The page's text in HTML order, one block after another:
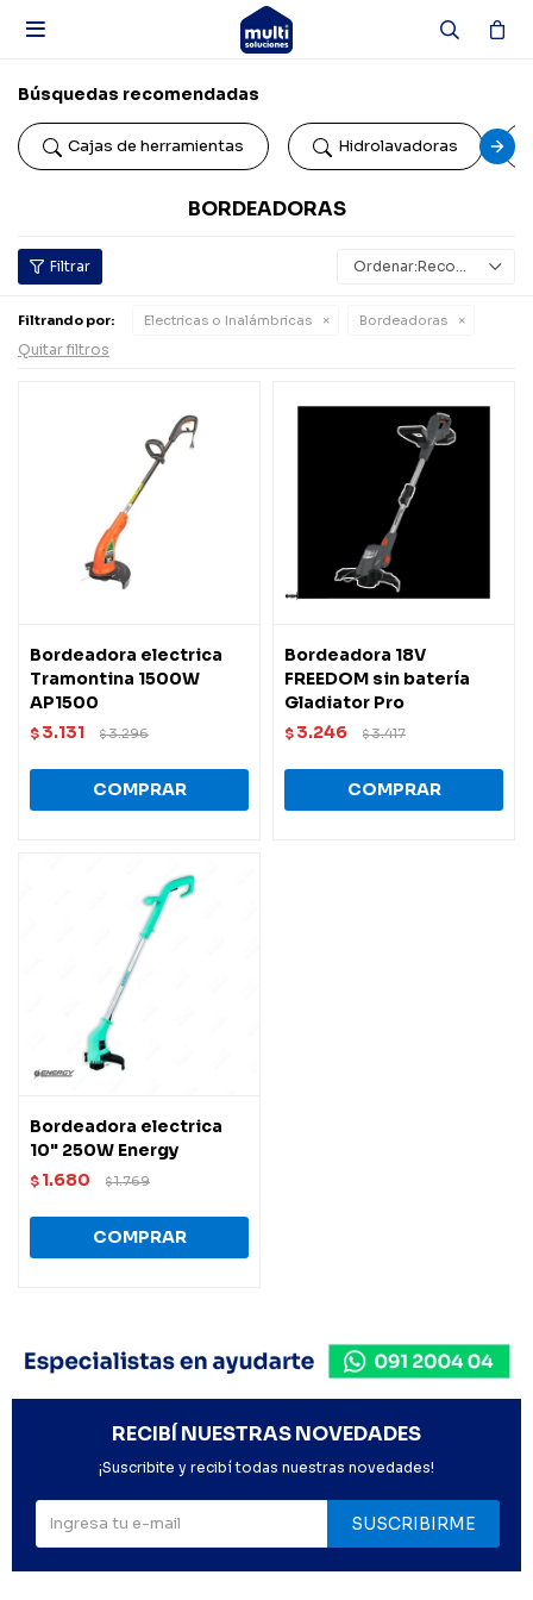

Búsquedas recomendadas
Cajas de herramientas Hidrolavadoras
BORDEADORAS
Recomendados
Filtrando por: Electricas o Inalámbricas Bordeadoras
Quitar filtros
Bordeadora electrica
Tramontina 1500W
AP1500
$ 3.131 $3.296
Bordeadora 18V
FREEDOM sin batería
Gladiator Pro
$ 3.246 $3.417
Bordeadora electrica
10" 250W Energy
$ 1.680 $1.769
RECIBÍ NUESTRAS NOVEDADES
¡Suscribite y recibí todas nuestras novedades!
SUSCRIBIRME